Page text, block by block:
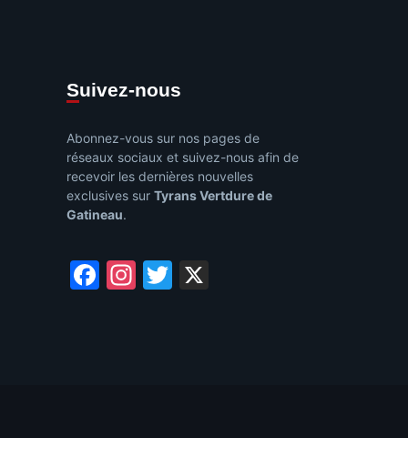
Suivez-nous
Abonnez-vous sur nos pages de
réseaux sociaux et suivez-nous afin de
recevoir les dernières nouvelles
exclusives sur Tyrans Vertdure de
Gatineau.
Facebook
Instagram
Twitter